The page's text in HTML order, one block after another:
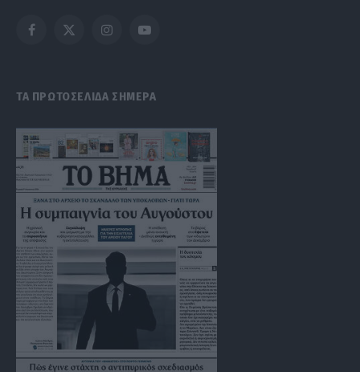
Facebook
X
InstagramYouTube
ΤΑ ΠΡΩΤΟΣΕΛΙΔΑ ΣΗΜΕΡΑ